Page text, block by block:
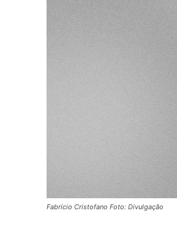
Fabrício Cristofano Foto: Divulgação